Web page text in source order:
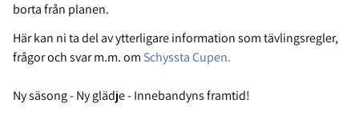
borta från planen.
Här kan ni ta del av ytterligare information som tävlingsregler,
frågor och svar m.m. om Schyssta Cupen.
Ny säsong - Ny glädje - Innebandyns framtid!